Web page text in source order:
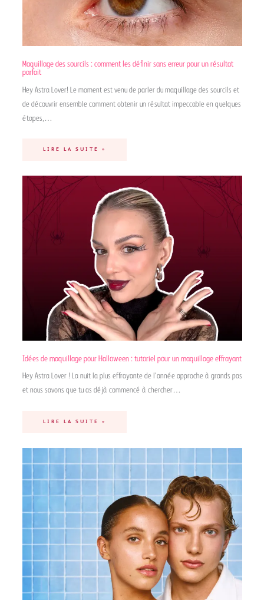
Maquillage des sourcils : comment les définir sans erreur pour un résultat
parfait
Hey Astra Lover! Le moment est venu de parler du maquillage des sourcils et
de découvrir ensemble comment obtenir un résultat impeccable en quelques
étapes,…
LIRE LA SUITE »
Idées de maquillage pour Halloween : tutoriel pour un maquillage effrayant
Hey Astra Lover ! La nuit la plus effrayante de l’année approche à grands pas
et nous savons que tu as déjà commencé à chercher…
LIRE LA SUITE »